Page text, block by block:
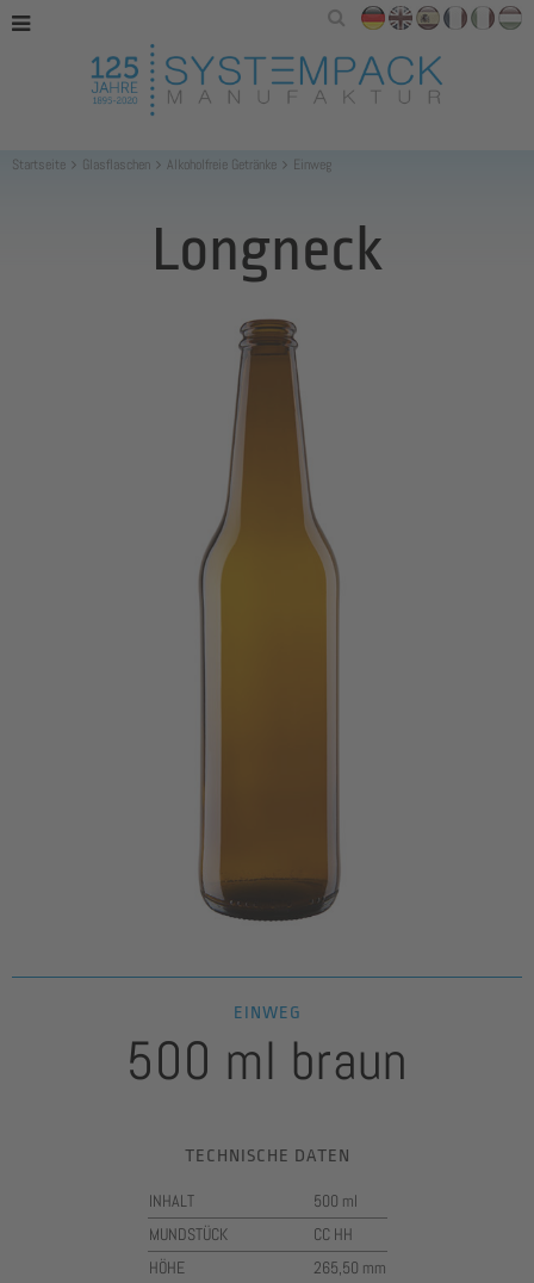
Startseite Glasflaschen Alkoholfreie Getränke Einweg
Longneck
EINWEG
500 ml braun
TECHNISCHE DATEN
INHALT
500 ml
MUNDSTÜCK
CC HH
HÖHE
265,50 mm